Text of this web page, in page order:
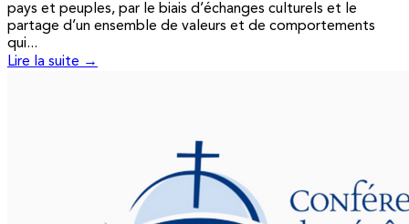
pays et peuples, par le biais d’échanges culturels et le
partage d’un ensemble de valeurs et de comportements
qui...
Lire la suite →